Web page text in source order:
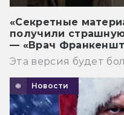
«Секретные
получили
— «Врач
Эта версия будет
Новости